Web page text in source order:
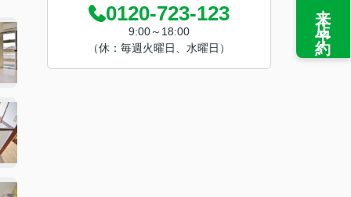
0120-723-123
9:00～18:00
（休：毎週火曜日、水曜日）
来店予約